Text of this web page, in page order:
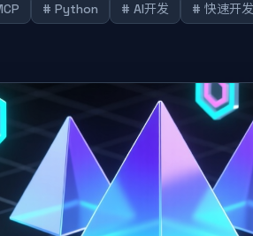
# Python # AI开发
# 快速开发